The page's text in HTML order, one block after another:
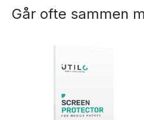
Går ofte sammen